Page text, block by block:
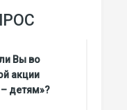
Вы во
акции
детям»?